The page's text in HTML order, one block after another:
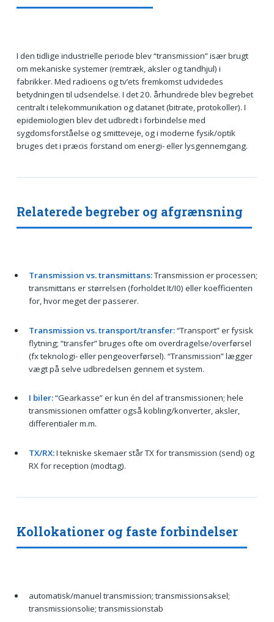
I den tidlige industrielle periode blev “transmission” især brugt
om mekaniske systemer (remtræk, aksler og tandhjul) i
fabrikker. Med radioens og tv’ets fremkomst udvidedes
betydningen til udsendelse. I det 20. århundrede blev begrebet
centralt i telekommunikation og datanet (bitrate, protokoller). I
epidemiologien blev det udbredt i forbindelse med
sygdomsforståelse og smitteveje, og i moderne fysik/optik
bruges det i præcis forstand om energi- eller lysgennemgang.
Relaterede begreber og afgrænsning
Transmission vs. transmittans:Transmission er processen;
transmittans er størrelsen (forholdet It/I0) eller koefficienten
for, hvor meget der passerer.
Transmission vs. transport/transfer:“Transport” er fysisk
flytning; “transfer” bruges ofte om overdragelse/overførsel
(fx teknologi- eller pengeoverførsel). “Transmission” lægger
vægt på selve udbredelsen gennem et system.
I biler:“Gearkasse” er kun én del af transmissionen; hele
transmissionen omfatter også kobling/konverter, aksler,
differentialer m.m.
TX/RX:I tekniske skemaer står TX for transmission (send) og
RX for reception (modtag).
Kollokationer og faste forbindelser
automatisk/manuel transmission; transmissionsaksel;
transmissionsolie; transmissionstab